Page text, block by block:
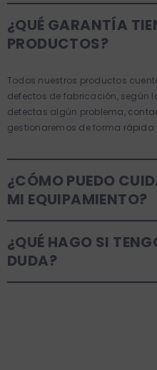
¿QUÉ GARANTÍA
PRODUCTOS?
Todos nuestros productos
defectos de fabricación, según
detectas algún problema,
gestionaremos de forma rápida
¿CÓMO PUEDO
MI EQUIPAMIENTO?
Recomendamos seguir las
producto. La limpieza regular y
prolongarán su vida útil y
¿QUÉ HAGO SI
DUDA?